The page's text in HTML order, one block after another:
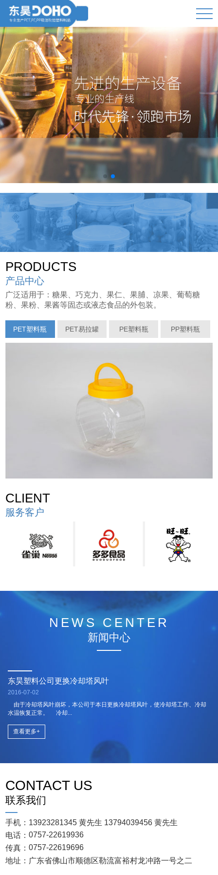
PRODUCTS
产品中心
广泛适用于：糖果、巧克力、果仁、果脯、凉果、葡萄糖
粉、果粉、果酱等固态或液态食品的外包装。
PET塑料瓶 PET易拉罐 PE塑料瓶 PP塑料瓶
CLIENT
服务客户
NEWS CENTER
新闻中心
东昊塑料公司更换冷却塔风叶
2016-07-02
由于冷却塔风叶崩坏，本公司于本日更换冷却塔风叶，使冷却塔工作、冷却
水温恢复正常。 冷却...
查看更多+
CONTACT US
联系我们
手机： 13923281345 黄先生 13794039456 黄先生
电话：0757-22619936
传真：0757-22619696
地址： 广东省佛山市顺德区勒流富裕村龙冲路一号之二